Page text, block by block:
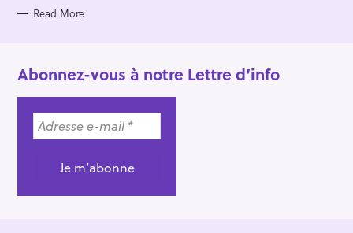
Read More
Abonnez-vous à notre Lettre d’info